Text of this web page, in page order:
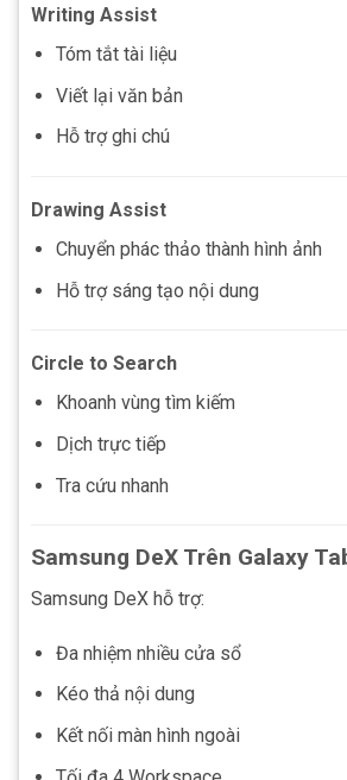
Writing Assist
Tóm tắt tài liệu
Viết lại văn bản
Hỗ trợ ghi chú
Drawing Assist
Chuyển phác thảo thành hình ảnh
Hỗ trợ sáng tạo nội dung
Circle to Search
Khoanh vùng tìm kiếm
Dịch trực tiếp
Tra cứu nhanh
Samsung DeX Trên Galaxy
Samsung DeX hỗ trợ:
Đa nhiệm nhiều cửa sổ
Kéo thả nội dung
Kết nối màn hình ngoài